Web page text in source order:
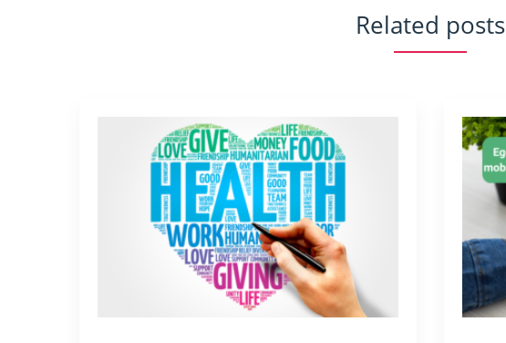
Related posts